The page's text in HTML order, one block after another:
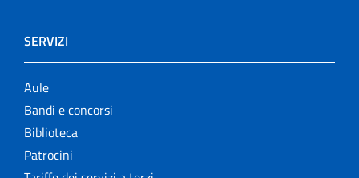
SERVIZI
Aule
Bandi e concorsi
Biblioteca
Patrocini